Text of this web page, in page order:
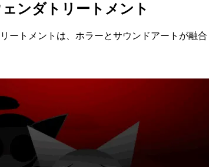
ンダトリートメント
ートメントは、ホラーとサウンドアートが融